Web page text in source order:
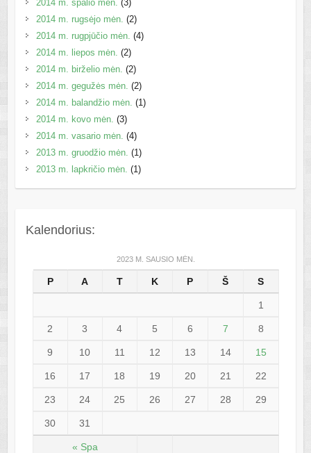
2014 m. spalio mėn. (3)
2014 m. rugsėjo mėn. (2)
2014 m. rugpjūčio mėn. (4)
2014 m. liepos mėn. (2)
2014 m. birželio mėn. (2)
2014 m. gegužės mėn. (2)
2014 m. balandžio mėn. (1)
2014 m. kovo mėn. (3)
2014 m. vasario mėn. (4)
2013 m. gruodžio mėn. (1)
2013 m. lapkričio mėn. (1)
Kalendorius:
2023 M. SAUSIO MĖN.
P A T K P Š S
« Spa
1
2 3 4 5 6 7 8
9 10 11 12 13 14 15
16 17 18 19 20 21 22
23 24 25 26 27 28 29
30 31